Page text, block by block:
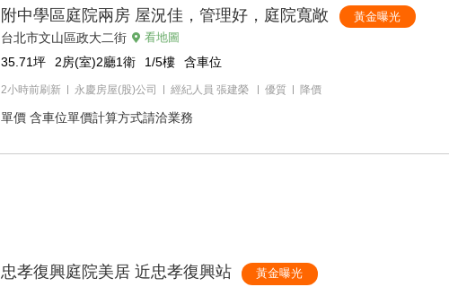
附中學區庭院兩房 屋況佳，管理好，庭院寬敞 黃金曝光
台北市文山區政大二街 看地圖
35.71坪 2房(室)2廳1衛 1/5樓 含車位
2小時前刷新 永慶房屋(股)公司 經紀人員 張建榮 優質 降價
單價 含車位單價計算方式請洽業務
忠孝復興庭院美居 近忠孝復興站 黃金曝光